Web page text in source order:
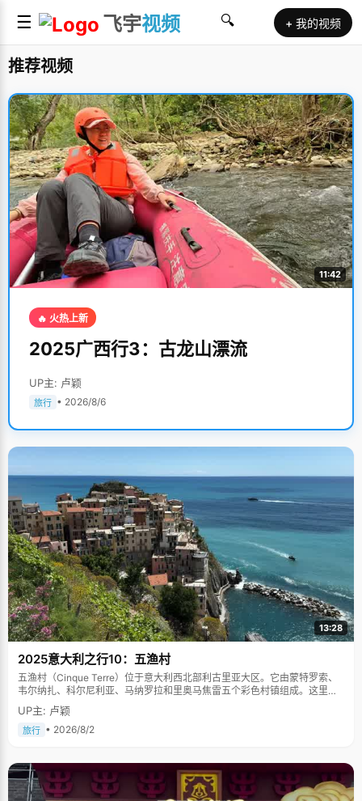
☰ 飞宇视频 🔍 + 我的视频
推荐视频
11:42
🔥 火热上新
2025广西行3：古龙山漂流
UP主: 卢颖
旅行 • 2026/8/6
13:28
2025意大利之行10：五渔村
五渔村（Cinque Terre）位于意大利西北部利古里亚大区。它由蒙特罗索、
韦尔纳扎、科尔尼利亚、马纳罗拉和里奥马焦雷五个彩色村镇组成。这里依
山傍海，房屋色彩斑斓，1997年被列为世界文化遗产。
UP主: 卢颖
旅行 • 2026/8/2